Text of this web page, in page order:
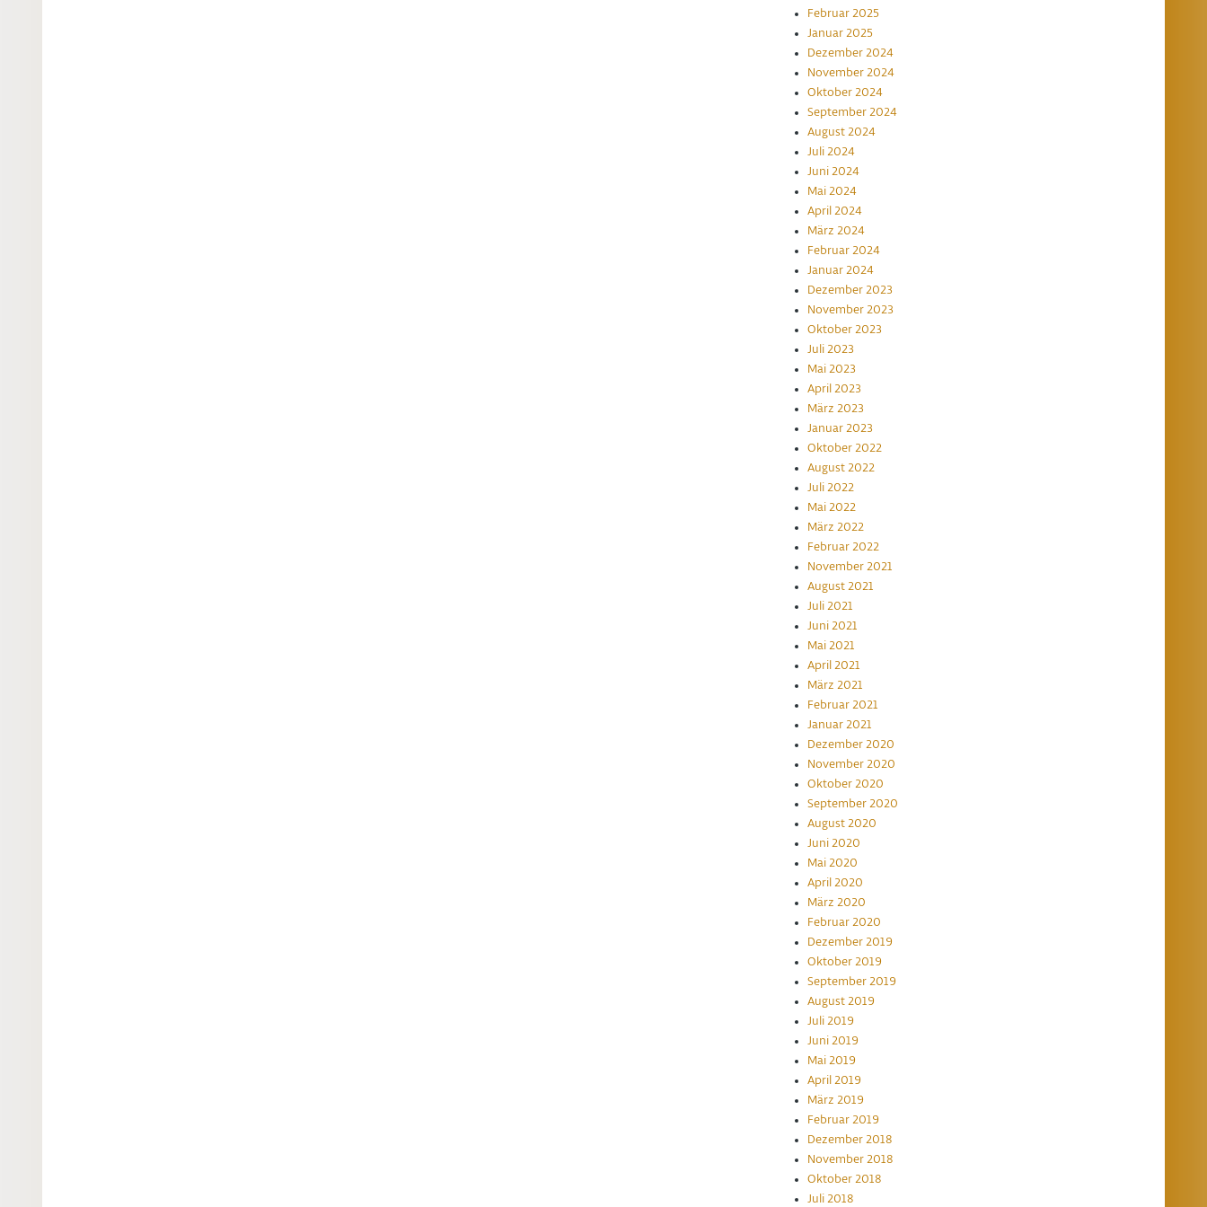
Februar 2025
Januar 2025
Dezember 2024
November 2024
Oktober 2024
September 2024
August 2024
Juli 2024
Juni 2024
Mai 2024
April 2024
März 2024
Februar 2024
Januar 2024
Dezember 2023
November 2023
Oktober 2023
Juli 2023
Mai 2023
April 2023
März 2023
Januar 2023
Oktober 2022
August 2022
Juli 2022
Mai 2022
März 2022
Februar 2022
November 2021
August 2021
Juli 2021
Juni 2021
Mai 2021
April 2021
März 2021
Februar 2021
Januar 2021
Dezember 2020
November 2020
Oktober 2020
September 2020
August 2020
Juni 2020
Mai 2020
April 2020
März 2020
Februar 2020
Dezember 2019
Oktober 2019
September 2019
August 2019
Juli 2019
Juni 2019
Mai 2019
April 2019
März 2019
Februar 2019
Dezember 2018
November 2018
Oktober 2018
Juli 2018